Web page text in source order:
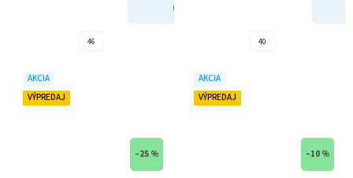
46 40
AKCIA
VÝPREDAJ
–25 %
AKCIA
VÝPREDAJ
–10 %